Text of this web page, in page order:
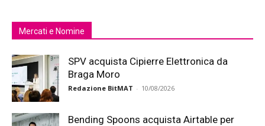
Mercati e Nomine
SPV acquista Cipierre Elettronica da
Braga Moro
Redazione BitMAT - 10/08/2026
Bending Spoons acquista Airtable per